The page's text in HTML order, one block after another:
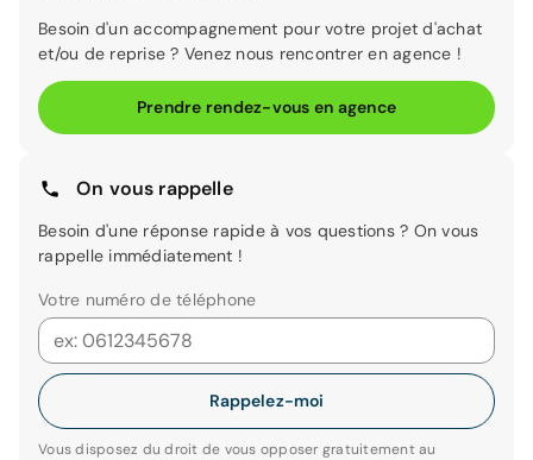
Besoin d'un accompagnement pour votre projet d'achat
et/ou de reprise ? Venez nous rencontrer en agence !
Prendre rendez-vous en agence
On vous rappelle
Besoin d'une réponse rapide à vos questions ? On vous
rappelle immédiatement !
Votre numéro de téléphone
Rappelez-moi
Vous disposez du droit de vous opposer gratuitement au